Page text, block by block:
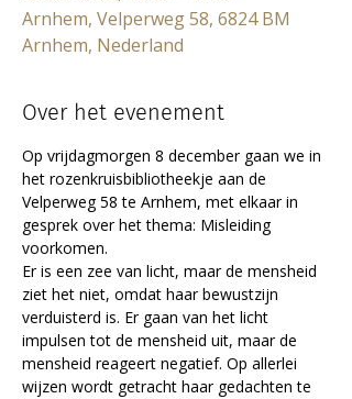
Arnhem, Velperweg 58, 6824 BM
Arnhem, Nederland
Over het evenement
Op vrijdagmorgen 8 december gaan we in
het rozenkruisbibliotheekje aan de
Velperweg 58 te Arnhem, met elkaar in
gesprek over het thema: Misleiding
voorkomen.
Er is een zee van licht, maar de mensheid
ziet het niet, omdat haar bewustzijn
verduisterd is. Er gaan van het licht
impulsen tot de mensheid uit, maar de
mensheid reageert negatief. Op allerlei
wijzen wordt getracht haar gedachten te